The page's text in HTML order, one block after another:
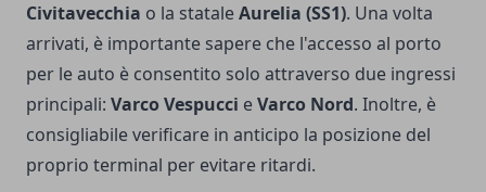
Civitavecchia o la stataleAurelia (SS1). Una volta
arrivati, è importante sapere che l'accesso al porto
per le auto è consentito solo attraverso due ingressi
principali: Varco Vespucci eVarco Nord. Inoltre, è
consigliabile verificare in anticipo la posizione del
proprio terminal per evitare ritardi.